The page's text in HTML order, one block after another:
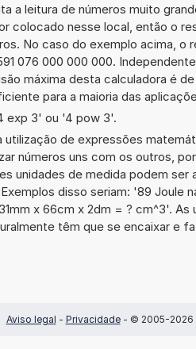
a leitura de números muito
colocado nesse local, então o
No caso do exemplo acima, o
076 000 000 000.
máxima desta calculadora é de
para a maioria das
exp 3' ou '4 pow 3'.
utilização de expressões
números uns com os outros,
unidades de medida podem ser
disso seriam: '89 Joule
x 66cm x 2dm = ? cm^3'. As
têm que se encaixar e
Aviso legal - Privacidade- © 2005-2026